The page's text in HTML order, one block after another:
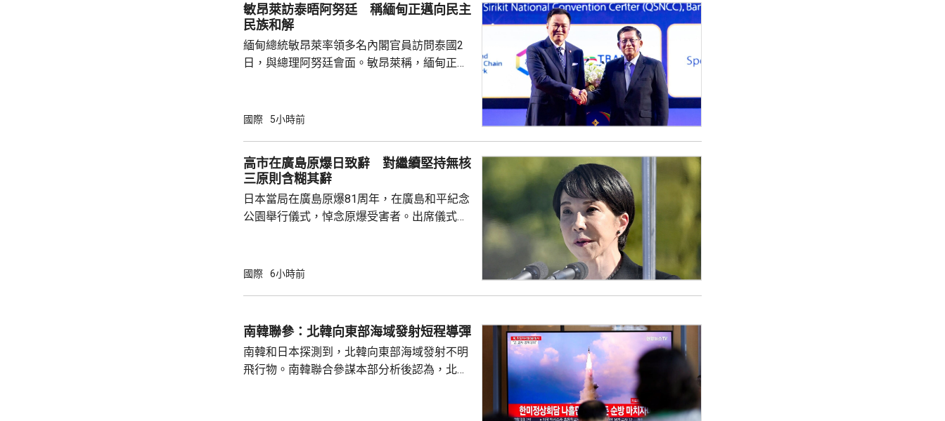
等國際足協相關賽事的立場，他們對恩芬...
敏昂萊訪泰晤阿努廷 稱緬甸正邁向民主
民族和解
緬甸總統敏昂萊率領多名內閣官員訪問泰國2
日，與總理阿努廷會面。敏昂萊稱，緬甸正重
關係，並尋求與東盟建立更良好關係。阿努廷
蓋緬甸籍勞工問題、流經兩國河流的水質管
理，以及太空觀測技術等。 今次是敏昂萊繼訪
問中國、印度和老撾後，近月出訪的第四個...
國際 5小時前
高市在廣島原爆日致辭 對繼續堅持無核
三原則含糊其辭
日本當局在廣島原爆81周年，在廣島和平紀念
公園舉行儀式，悼念原爆受害者。出席儀式的
為實現無核武世界而繼續不懈努力的使命。 不
持無核三原則，但並未明確表示日本將繼續堅
持有關原則。 高市在儀式結束後的記者會亦拒
絕就修訂「安保三文件」時是否堅持...
國際 6小時前
南韓聯參：北韓向東部海域發射短程導彈
南韓和日本探測到，北韓向東部海域發射不明
飛行物。南韓聯合參謀本部分析後認為，北韓